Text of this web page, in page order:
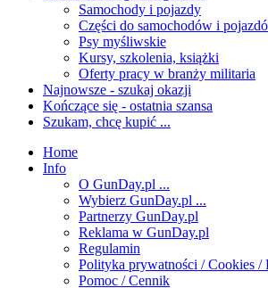
Samochody i pojazdy
Części do samochodów i
Psy myśliwskie
Kursy, szkolenia, książki
Oferty pracy w branży militaria
Najnowsze - szukaj okazji
Kończące się - ostatnia szansa
Szukam, chcę kupić ...
Home
Info
O GunDay.pl ...
Wybierz GunDay.pl ...
Partnerzy GunDay.pl
Reklama w GunDay.pl
Regulamin
Polityka prywatności / Cookies /
Pomoc / Cennik